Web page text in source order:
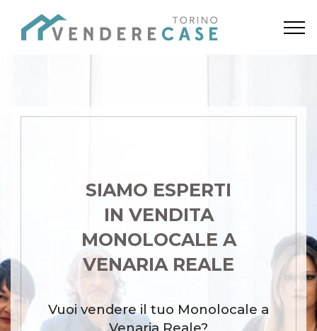
SIAMO ESPERTI
IN VENDITA
MONOLOCALE A
VENARIA REALE
Vuoi vendere il tuo Monolocale a